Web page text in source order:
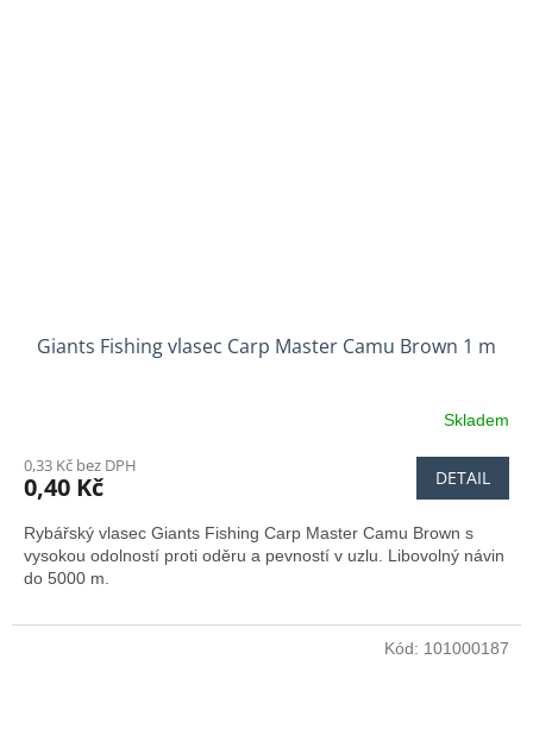
Giants Fishing vlasec Carp Master Camu Brown 1 m
Skladem
0,33 Kč bez DPH
0,40 Kč DETAIL
Rybářský vlasec Giants Fishing Carp Master Camu Brown s
vysokou odolností proti oděru a pevností v uzlu. Libovolný návin
do 5000 m.
Kód: 101000187